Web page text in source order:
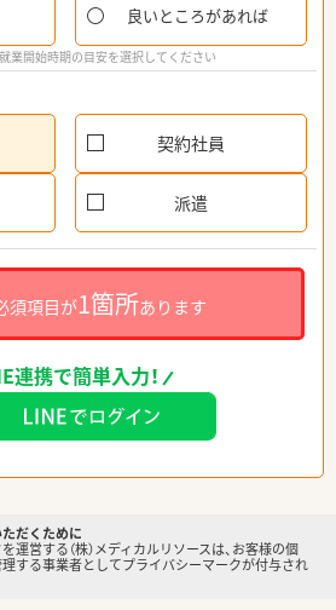
良いところがあれば
業開始時期の目安を選択してください
契約社員
派遣
須項目が1箇所あります
連携で簡単入力！
だくために
運営する（株）メディカルリソースは、お客様の個
する事業者としてプライバシーマークが付与され